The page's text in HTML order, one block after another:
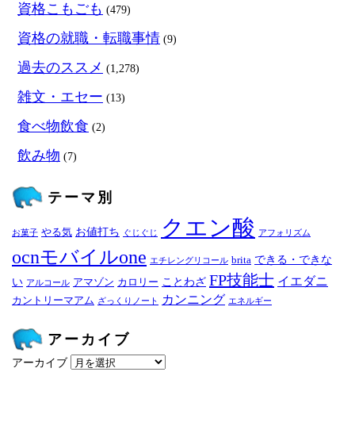
資格こもごも (479)
資格の就職・転職事情 (9)
過去のススメ (1,278)
雑文・エセー (13)
食べ物飲食 (2)
飲み物 (7)
テーマ別
お菓子 やる気 お値打ち ぐじぐじ クエン酸 アフォリズム
ocnモバイルone エチレングリコール brita できる・できな
い アルコール アマゾン カロリー ことわざ FP技能士 イエダニ
カントリーマアム ざっくりノート カンニング エネルギー
アーカイブ
アーカイブ